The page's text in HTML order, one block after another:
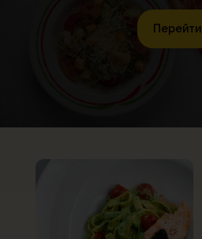
Перейти